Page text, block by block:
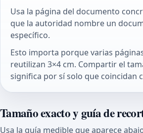
Usa la página del documento
que la autoridad nombre un
específico.
Esto importa porque varias
reutilizan 3×4 cm. Compartir el
significa por sí solo que coincidan
Tamaño exacto y guía de
Usa la guía medible que aparece